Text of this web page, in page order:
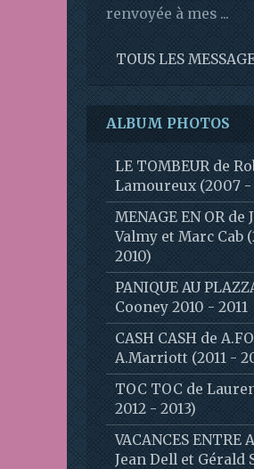
renvoyée à mes ...
TOUS LES
ALBUM PHOTOS
LE TOMBEUR de
Lamoureux (2007
MENAGE EN OR de
Valmy et Marc Cab
2010)
PANIQUE AU
Cooney 2010 - 2011
CASH CASH de
A.Marriott (2011 -
TOC TOC de
2012 - 2013)
VACANCES ENTRE
Jean Dell et Gérald